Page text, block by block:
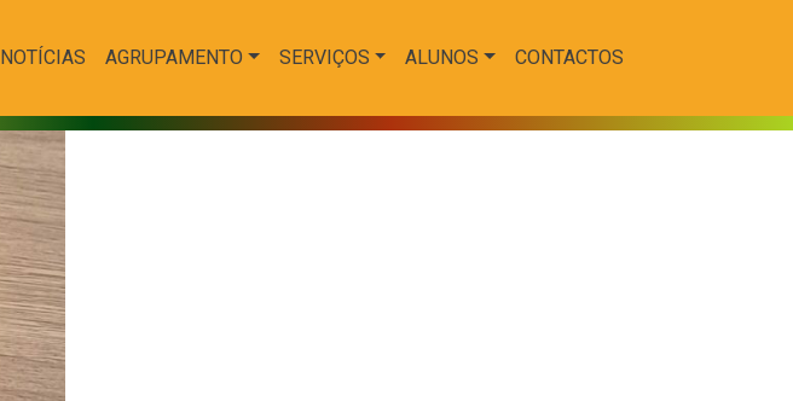
NOTÍCIAS AGRUPAMENTO SERVIÇOS ALUNOS CONTACTOS